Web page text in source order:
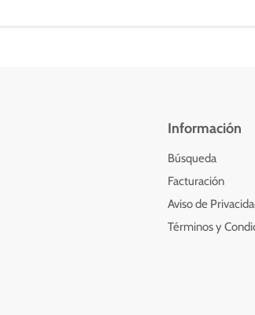
Información
Búsqueda
Facturación
Aviso de
Términos y